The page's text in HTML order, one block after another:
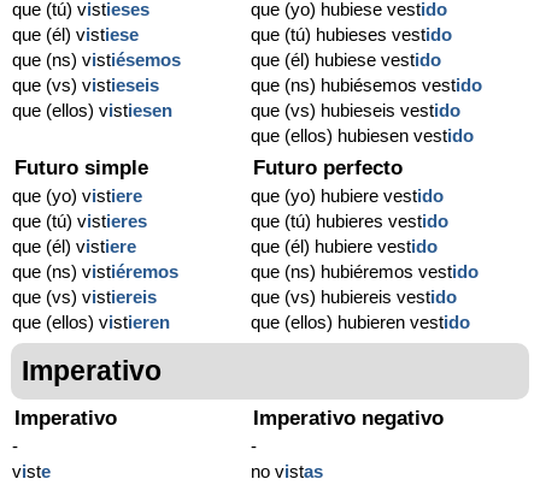
que (tú) vistieses
que (él) vistiese
que (ns) vistiésemos
que (vs) vistieseis
que (ellos) vistiesen
que (yo) hubiese vestido
que (tú) hubieses vestido
que (él) hubiese vestido
que (ns) hubiésemos vestido
que (vs) hubieseis vestido
que (ellos) hubiesen vestido
Futuro simple
que (yo) vistiere
que (tú) vistieres
que (él) vistiere
que (ns) vistiéremos
que (vs) vistiereis
que (ellos) vistieren
Futuro perfecto
que (yo) hubiere vestido
que (tú) hubieres vestido
que (él) hubiere vestido
que (ns) hubiéremos vestido
que (vs) hubiereis vestido
que (ellos) hubieren vestido
Imperativo
Imperativo
-
viste
Imperativo negativo
-
no vistas